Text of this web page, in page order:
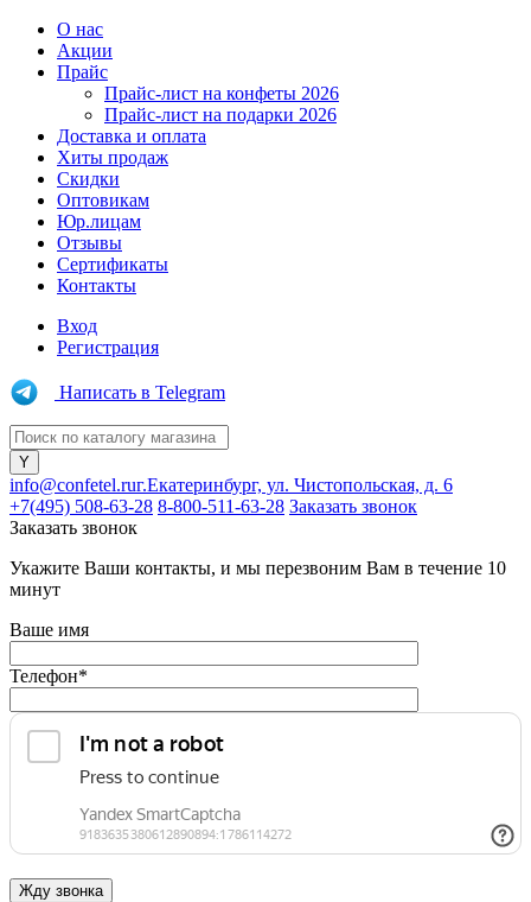
О нас
Акции
Прайс
Прайс-лист на конфеты 2026
Прайс-лист на подарки 2026
Доставка и оплата
Хиты продаж
Скидки
Оптовикам
Юр.лицам
Отзывы
Сертификаты
Контакты
Вход
Регистрация
Написать в Telegram
info@confetel.ruг.Екатеринбург, ул. Чистопольская, д. 6
+7(495) 508-63-28 8-800-511-63-28 Заказать звонок
Заказать звонок
Укажите Ваши контакты, и мы перезвоним Вам в течение 10
минут
Ваше имя
Телефон*